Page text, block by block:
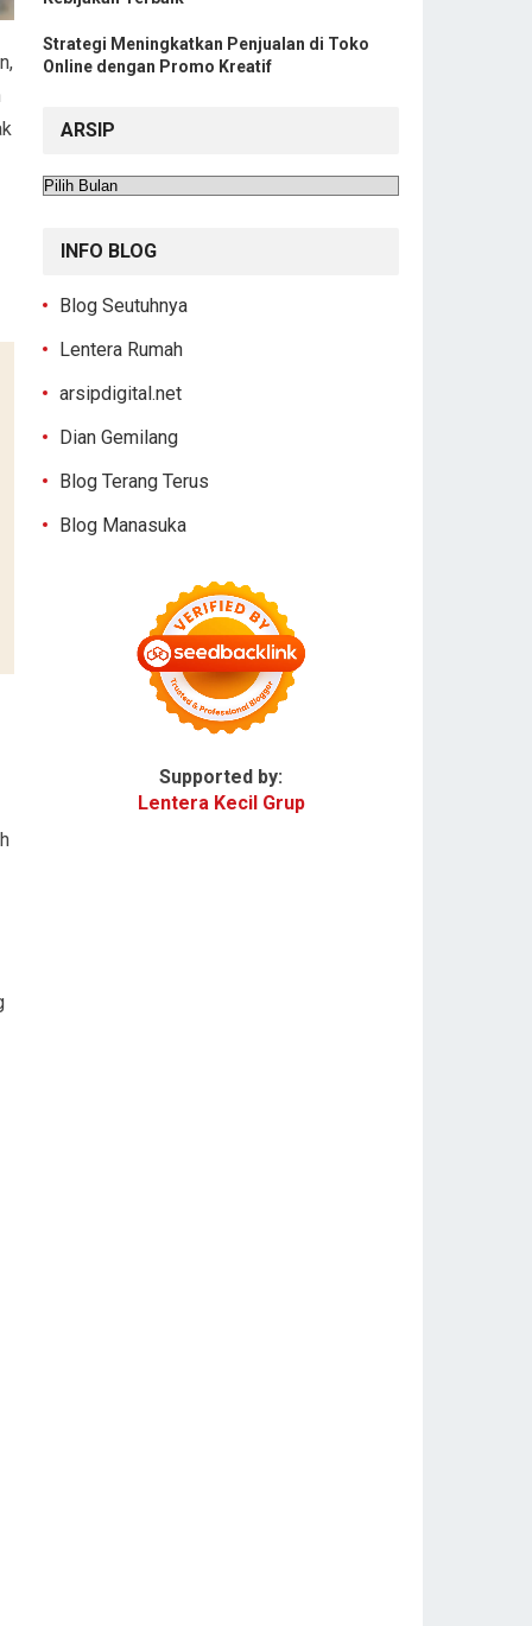
Strategi Meningkatkan Penjualan di Toko
Online dengan Promo Kreatif
ARSIP
Arsip
INFO BLOG
Blog Seutuhnya
Lentera Rumah
arsipdigital.net
Dian Gemilang
Blog Terang Terus
Blog Manasuka
Supported by:
Lentera Kecil Grup